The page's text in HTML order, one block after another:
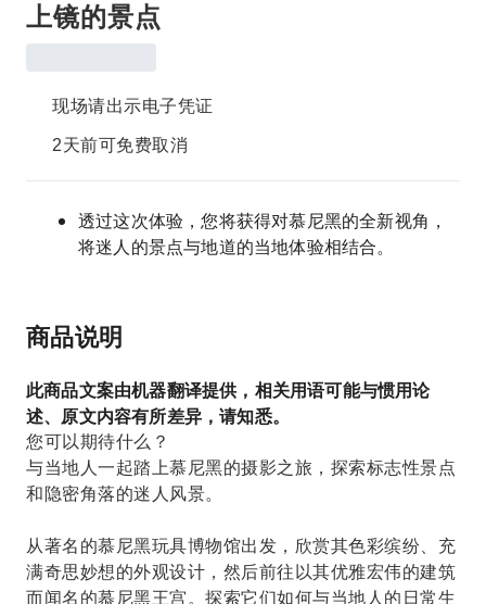
上镜的景点
现场请出示电子凭证
2天前可免费取消
透过这次体验，您将获得对慕尼黑的全新视角，
将迷人的景点与地道的当地体验相结合。
商品说明
此商品文案由机器翻译提供，相关用语可能与惯用论
述、原文内容有所差异，请知悉。
您可以期待什么？
与当地人一起踏上慕尼黑的摄影之旅，探索标志性景点
和隐密角落的迷人风景。
从著名的慕尼黑玩具博物馆出发，欣赏其色彩缤纷、充
满奇思妙想的外观设计，然后前往以其优雅宏伟的建筑
而闻名的慕尼黑王宫。探索它们如何与当地人的日常生